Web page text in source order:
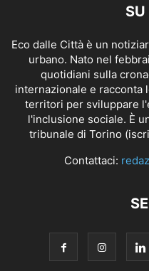
Eco dalle Città è un
urbano. Nato nel
quotidiani sulla
internazionale e racconta
territori per sviluppare
l'inclusione sociale. È
tribunale di Torino
Contattaci: